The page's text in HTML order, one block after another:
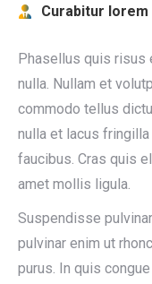
Curabitur lorem
Phasellus quis
nulla. Nullam et
commodo tellus
nulla et lacus
faucibus. Cras quis
amet mollis ligula.
Suspendisse
pulvinar enim ut
purus. In quis